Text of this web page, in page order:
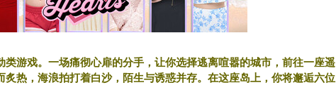
游戏。一场痛彻心扉的分手，让你选择逃离喧嚣的城市，前往一座遥
热，海浪拍打着白沙，陌生与诱惑并存。在这座岛上，你将邂逅六位